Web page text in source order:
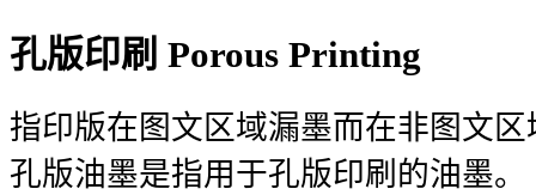
孔版印刷 Porous Printing
指印版在图文区域漏墨而在非图文
孔版油墨是指用于孔版印刷的油墨。